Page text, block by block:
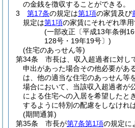
の金銭を徴収することができる。
3
第17条の規定は第1項の家賃及び
規定は第1項の家賃にそれぞれ準用
(一部改正〔平成13年条例
128号・19年19号〕)
(住宅のあっせん等)
第34条
市長は、収入超過者に対し
申出があった場合その他必要があ
は、他の適当な住宅のあっせん等
場合において、当該収入超過者が
による住宅への入居を希望したと
するように特別の配慮をしなけれ
(期間通算)
第35条
市長が第7条第1項の規定に